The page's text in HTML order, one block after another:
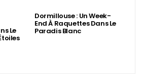
Le
Dormillouse : Un Week-
End À Raquettes Dans Le
Paradis Blanc